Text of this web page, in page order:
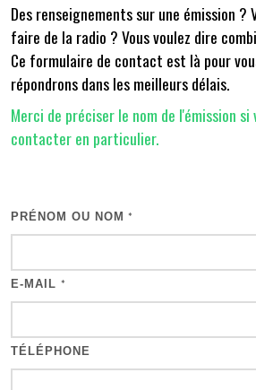
Des renseignements sur une émission ?
faire de la radio ? Vous voulez dire
Ce formulaire de contact est là pour
répondrons dans les meilleurs délais.
Merci de préciser le nom de l'émission si
contacter en particulier.
PRÉNOM OU NOM *
E-MAIL *
TÉLÉPHONE